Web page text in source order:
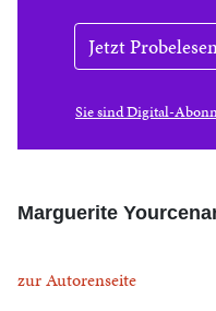
Jetzt
Sie sind Digital-
Marguerite
zur Autorenseite